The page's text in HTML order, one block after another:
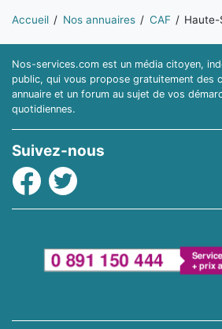
Vous êtes ici:
Accueil Nos annuaires CAF Haute-
Nos-services.com est un média citoyen,
public, qui vous propose gratuitement des
annuaire et un forum au sujet de vos
quotidiennes.
Suivez-nous
Facebook
Twitter